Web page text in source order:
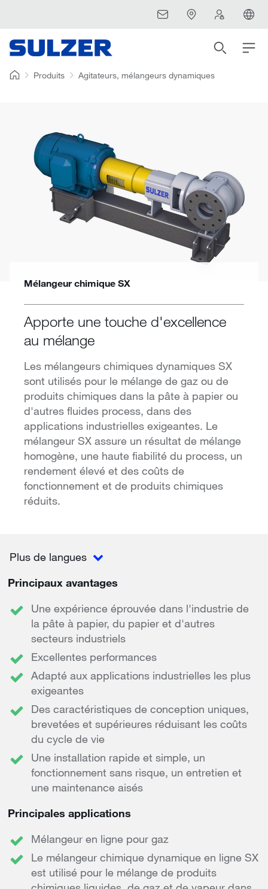
Produits Agitateurs, mélangeurs dynamiques
Mélangeur chimique SX
Apporte une touche d'excellence
au mélange
Les mélangeurs chimiques dynamiques SX
sont utilisés pour le mélange de gaz ou de
produits chimiques dans la pâte à papier ou
d'autres fluides process, dans des
applications industrielles exigeantes. Le
mélangeur SX assure un résultat de mélange
homogène, une haute fiabilité du process, un
rendement élevé et des coûts de
fonctionnement et de produits chimiques
réduits.
Plus de langues
Principaux avantages
Une expérience éprouvée dans l'industrie de
la pâte à papier, du papier et d'autres
secteurs industriels
Excellentes performances
Adapté aux applications industrielles les plus
exigeantes
Des caractéristiques de conception uniques,
brevetées et supérieures réduisant les coûts
du cycle de vie
Une installation rapide et simple, un
fonctionnement sans risque, un entretien et
une maintenance aisés
Principales applications
Mélangeur en ligne pour gaz
Le mélangeur chimique dynamique en ligne SX
est utilisé pour le mélange de produits